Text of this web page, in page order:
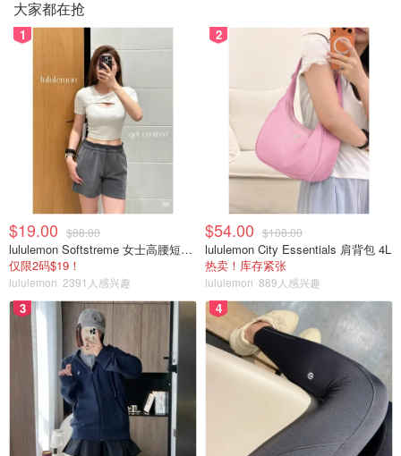
大家都在抢
1
$19.00 $88.00
lululemon Softstreme 女士高腰短裤 10cm
仅限2码$19！
lululemon 2391人感兴趣
2
$54.00 $108.00
lululemon City Essentials 肩背包 4L
热卖！库存紧张
lululemon 889人感兴趣
3 4